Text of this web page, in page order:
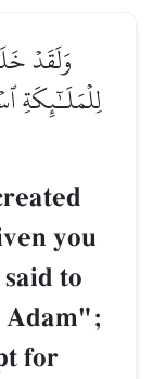
وَلَقَدۡ
لِلۡمَلَـٰٓئِكَةِ
you
to
Adam";
for